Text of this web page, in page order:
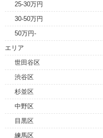
25-30万円
30-50万円
50万円-
エリア
世田谷区
渋谷区
杉並区
中野区
目黒区
練馬区